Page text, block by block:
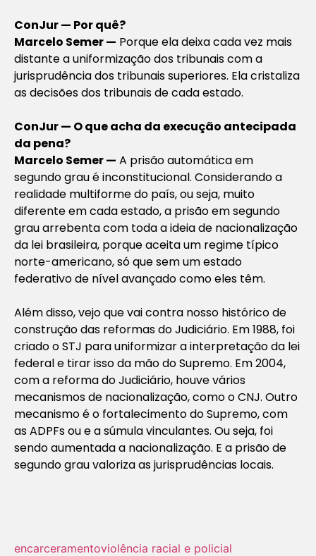
ConJur — Por quê?
Marcelo Semer — Porque ela deixa cada vez mais
distante a uniformização dos tribunais com a
jurisprudência dos tribunais superiores. Ela cristaliza
as decisões dos tribunais de cada estado.
ConJur — O que acha da execução antecipada
da pena?
Marcelo Semer — A prisão automática em
segundo grau é inconstitucional. Considerando a
realidade multiforme do país, ou seja, muito
diferente em cada estado, a prisão em segundo
grau arrebenta com toda a ideia de nacionalização
da lei brasileira, porque aceita um regime típico
norte-americano, só que sem um estado
federativo de nível avançado como eles têm.
Além disso, vejo que vai contra nosso histórico de
construção das reformas do Judiciário. Em 1988, foi
criado o STJ para uniformizar a interpretação da lei
federal e tirar isso da mão do Supremo. Em 2004,
com a reforma do Judiciário, houve vários
mecanismos de nacionalização, como o CNJ. Outro
mecanismo é o fortalecimento do Supremo, com
as ADPFs ou e a súmula vinculantes. Ou seja, foi
sendo aumentada a nacionalização. E a prisão de
segundo grau valoriza as jurisprudências locais.
encarceramentoviolência racial e policial